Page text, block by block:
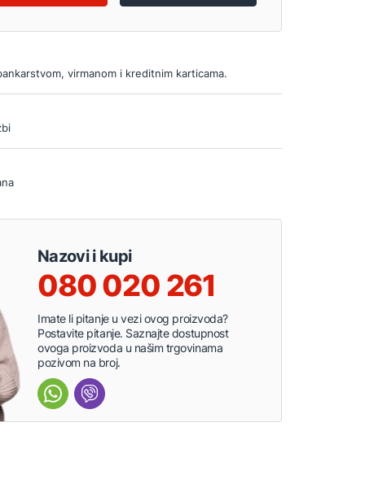
virmanom i kreditnim karticama.
Nazovi i kupi
080 020 261
Imate li pitanje u vezi ovog proizvoda?
Postavite pitanje. Saznajte dostupnost
ovoga proizvoda u našim trgovinama
pozivom na broj.